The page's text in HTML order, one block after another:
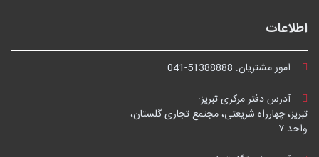
اطلاعات
امور مشتریان: 041-51388888
آدرس دفتر مرکزی تبریز:
تبریز، چهارراه شریعتی، مجتمع تجاری گلستان،
واحد ۷